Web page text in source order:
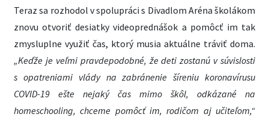
Teraz sa rozhodol v spolupráci s Divadlom Aréna školákom
znovu otvoriť desiatky videoprednášok a pomôcť im tak
zmysluplne využiť čas, ktorý musia aktuálne tráviť doma.
„Keďže je veľmi pravdepodobné, že deti zostanú v súvislosti
s opatreniami vlády na zabránenie šíreniu koronavírusu
COVID-19 ešte nejaký čas mimo škôl, odkázané na
homeschooling, chceme pomôcť im, rodičom aj učiteľom,“